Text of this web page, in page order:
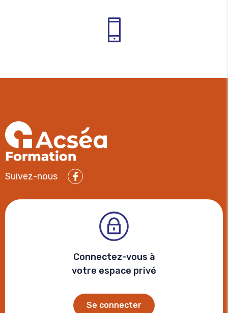
Suivez-nous
Facebook
Connectez-vous à
votre espace privé
Se connecter